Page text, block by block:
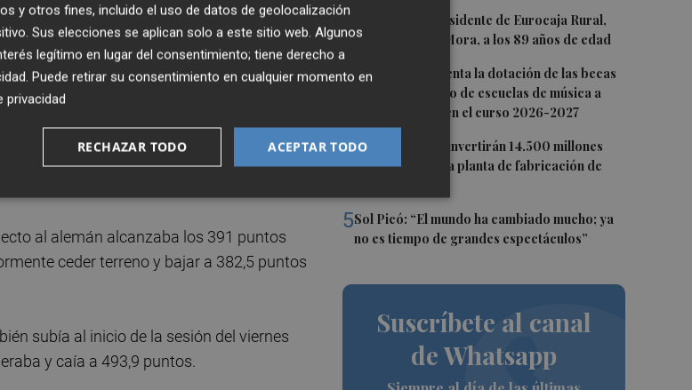
2
Fallece el expresidente de Eurocaja Rural,
Andrés Gómez Mora, a los 89 años de edad
3 CaixaBank aumenta la dotación de las becas
para el alumnado de escuelas de música a
275.000 euros en el curso 2026-2027
4Tesla y SpaceX invertirán 14.500 millones
para construir la planta de fabricación de
5Sol Picó: “El mundo ha cambiado mucho; ya
no es tiempo de grandes espectáculos”
Suscríbete al canal
de Whatsapp
(-0,80%),Mediaset(-0,69%) y
los bonos españoles a diez años respecto
la apertura de los mercados del Viejo
de los 500 puntos.
al alemán alcanzaba los 391 puntos
ceder terreno y bajar a 382,5 puntos
subía al inicio de la sesión del viernes
y caía a 493,9 puntos.
y otros fines, incluido el uso de datos de geolocalización
Sus elecciones se aplican solo a este sitio web. Algunos
legítimo en lugar del consentimiento; tiene derecho a
. Puede retirar su consentimiento en cualquier momento en
privacidad
ACEPTAR TODO
RECHAZAR TODO